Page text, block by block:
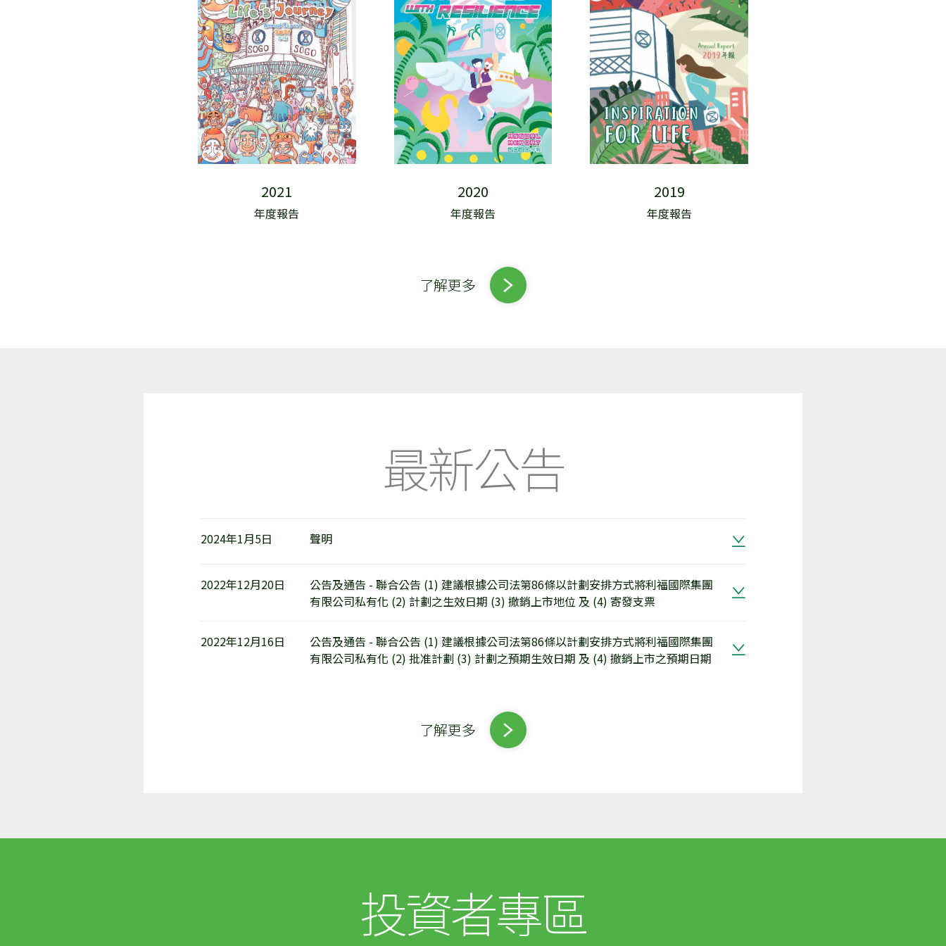
2021
年度報告
2020
年度報告
2019
年度報告
了解更多
最新公告
2024年1月5日 聲明
2022年12月20日
公告及通告 - 聯合公告 (1) 建議根據公司法第86條以計劃安排方式將利福國際集團
有限公司私有化 (2) 計劃之生效日期 (3) 撤銷上市地位 及 (4) 寄發支票
2022年12月16日
公告及通告 - 聯合公告 (1) 建議根據公司法第86條以計劃安排方式將利福國際集團
有限公司私有化 (2) 批准計劃 (3) 計劃之預期生效日期 及 (4) 撤銷上市之預期日期
了解更多
投資者專區